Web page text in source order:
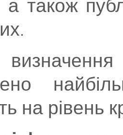
також
на рівень